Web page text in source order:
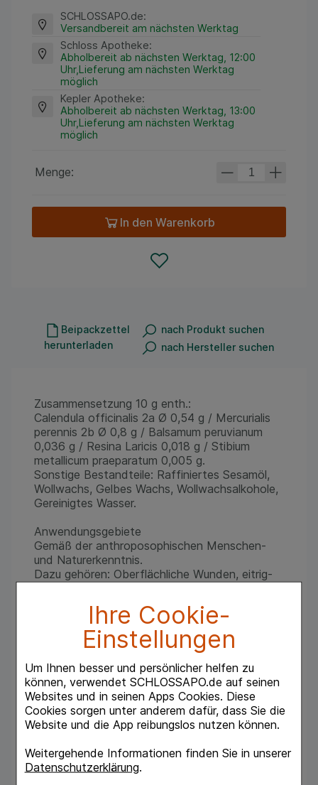
Ihre Cookie-
Einstellungen
Um Ihnen besser und persönlicher helfen zu
können, verwendet SCHLOSSAPO.de auf seinen
Websites und in seinen Apps Cookies. Diese
Cookies sorgen unter anderem dafür, dass Sie die
Website und die App reibungslos nutzen können.
Weitergehende Informationen finden Sie in unserer
Datenschutzerklärung.
SCHLOSSAPO.de:
Versandbereit am nächsten Werktag
Schloss Apotheke:
Abholbereit ab nächsten Werktag, 12:00
Uhr,Lieferung am nächsten Werktag
möglich
Kepler Apotheke:
Abholbereit ab nächsten Werktag, 13:00
Uhr,Lieferung am nächsten Werktag
möglich
Menge:
In den Warenkorb
Beipackzettel
herunterladen
nach Produkt suchen
nach Hersteller suchen
Zusammensetzung 10 g enth.:
Calendula officinalis 2a Ø 0,54 g / Mercurialis
perennis 2b Ø 0,8 g / Balsamum peruvianum
0,036 g / Resina Laricis 0,018 g / Stibium
metallicum praeparatum 0,005 g.
Sonstige Bestandteile: Raffiniertes Sesamöl,
Wollwachs, Gelbes Wachs, Wollwachsalkohole,
Gereinigtes Wasser.
Anwendungsgebiete
Gemäß der anthroposophischen Menschen-
und Naturerkenntnis.
Dazu gehören: Oberflächliche Wunden, eitrig-
von Schrunden der Brustwarzen bei stillenden
Soweit nicht anders verordnet, 1 — 3 mal
täglich an den betroffenen Stellen auf die
Haut auftragen.
Warnhinweis
Butylhydroxytoluol — bitte Packungsbeilage
beachten.